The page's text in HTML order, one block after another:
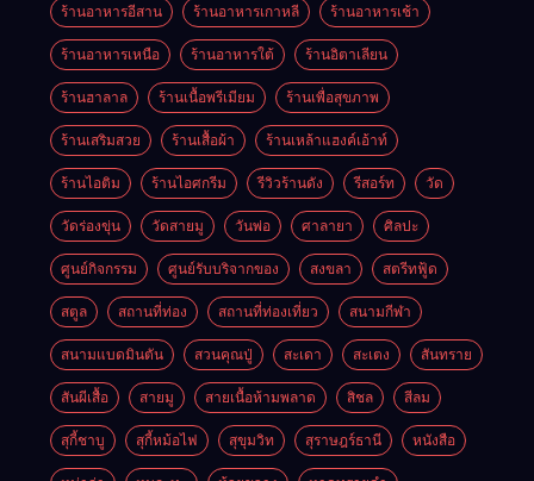
ร้านอาหารอีสาน ร้านอาหารเกาหลี ร้านอาหารเช้า
ร้านอาหารเหนือ ร้านอาหารใต้ ร้านอิตาเลียน
ร้านฮาลาล ร้านเนื้อพรีเมียม ร้านเพื่อสุขภาพ
ร้านเสริมสวย ร้านเสื้อผ้า ร้านเหล้าแฮงค์เอ้าท์
ร้านไอติม ร้านไอศกรีม รีวิวร้านดัง รีสอร์ท วัด
วัดร่องขุ่น วัดสายมู วันพ่อ ศาลายา ศิลปะ
ศูนย์กิจกรรม ศูนย์รับบริจากของ สงขลา สตรีทฟู้ด
สตูล สถานที่ท่อง สถานที่ท่องเที่ยว สนามกีฬา
สนามแบดมินตัน สวนคุณปู่ สะเดา สะเตง สันทราย
สันผีเสื้อ สายมู สายเนื้อห้ามพลาด สิชล สีลม
สุกี้ชาบู สุกี้หม้อไฟ สุขุมวิท สุราษฎร์ธานี หนังสือ